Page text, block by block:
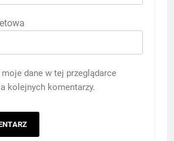
dane w tej przeglądarce
kolejnych komentarzy.